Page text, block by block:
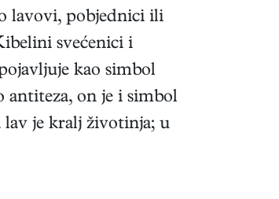
lavovi, pobjednici ili
svećenici i
kao simbol
antiteza, on je i simbol
lav je kralj životinja; u